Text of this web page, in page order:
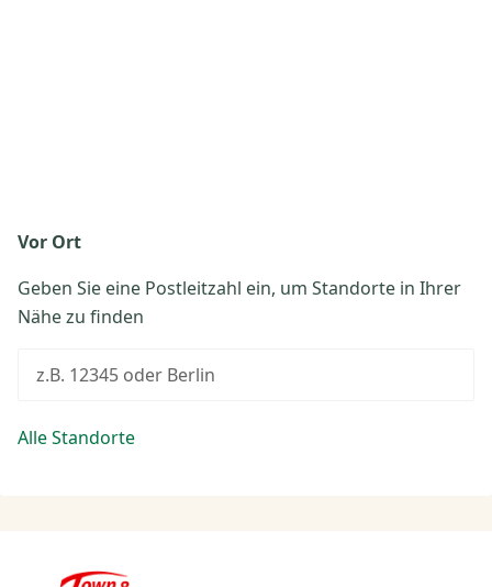
Vor Ort
Geben Sie eine Postleitzahl ein, um Standorte in Ihrer
Nähe zu finden
z.B. 12345 oder Berlin
Alle Standorte